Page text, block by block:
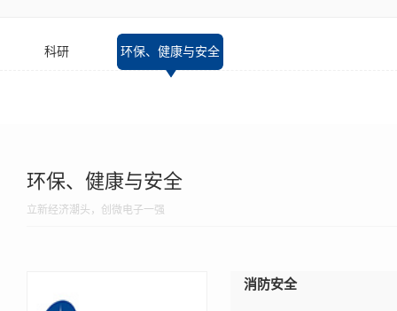
科研 环保、健康与安全
立新经济潮头，创微电子一强
环保、健康与安全
消防安全